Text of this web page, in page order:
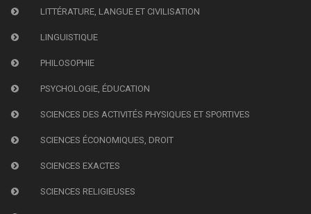
LITTÉRATURE, LANGUE ET CIVILISATION
LINGUISTIQUE
PHILOSOPHIE
PSYCHOLOGIE, ÉDUCATION
SCIENCES DES ACTIVITÉS PHYSIQUES ET SPORTIVES
SCIENCES ÉCONOMIQUES, DROIT
SCIENCES EXACTES
SCIENCES RELIGIEUSES